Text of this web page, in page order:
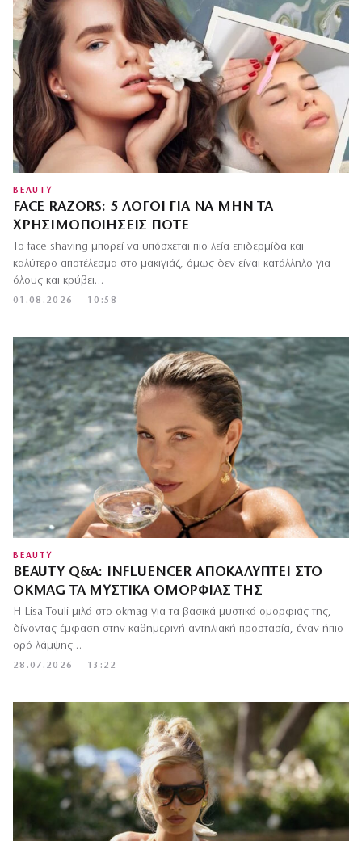
BEAUTY
FACE RAZORS: 5 ΛΌΓΟΙ ΓΙΑ ΝΑ ΜΗΝ ΤΑ
ΧΡΗΣΙΜΟΠΟΙΉΣΕΙΣ ΠΟΤΈ
01.08.2026 — 10:58
Το face shaving μπορεί να υπόσχεται πιο λεία επιδερμίδα και
καλύτερο αποτέλεσμα στο μακιγιάζ, όμως δεν είναι κατάλληλο για
όλους και κρύβει…
BEAUTY
BEAUTY Q&A: INFLUENCER ΑΠΟΚΑΛΎΠΤΕΙ ΣΤΟ
OKMAG ΤΑ ΜΥΣΤΙΚΆ ΟΜΟΡΦΙΆΣ ΤΗΣ
28.07.2026 — 13:22
Η Lisa Touli μιλά στο okmag για τα βασικά μυστικά ομορφιάς της,
δίνοντας έμφαση στην καθημερινή αντηλιακή προστασία, έναν ήπιο
ορό λάμψης…